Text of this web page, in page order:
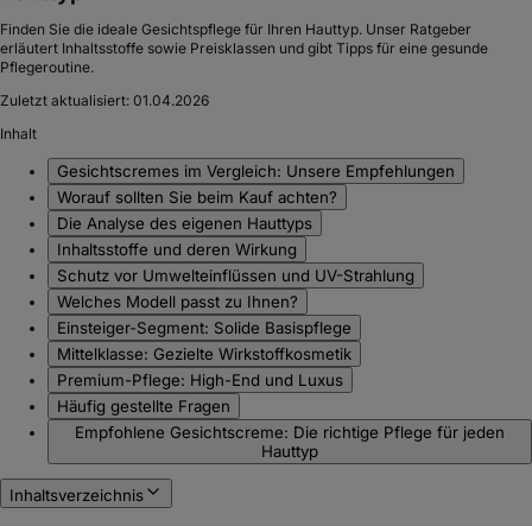
Finden Sie die ideale Gesichtspflege für Ihren Hauttyp. Unser Ratgeber
erläutert Inhaltsstoffe sowie Preisklassen und gibt Tipps für eine gesunde
Pflegeroutine.
Zuletzt aktualisiert: 01.04.2026
Inhalt
Gesichtscremes im Vergleich: Unsere Empfehlungen
Worauf sollten Sie beim Kauf achten?
Die Analyse des eigenen Hauttyps
Inhaltsstoffe und deren Wirkung
Schutz vor Umwelteinflüssen und UV-Strahlung
Welches Modell passt zu Ihnen?
Einsteiger-Segment: Solide Basispflege
Mittelklasse: Gezielte Wirkstoffkosmetik
Premium-Pflege: High-End und Luxus
Häufig gestellte Fragen
Empfohlene Gesichtscreme: Die richtige Pflege für jeden
Hauttyp
Inhaltsverzeichnis